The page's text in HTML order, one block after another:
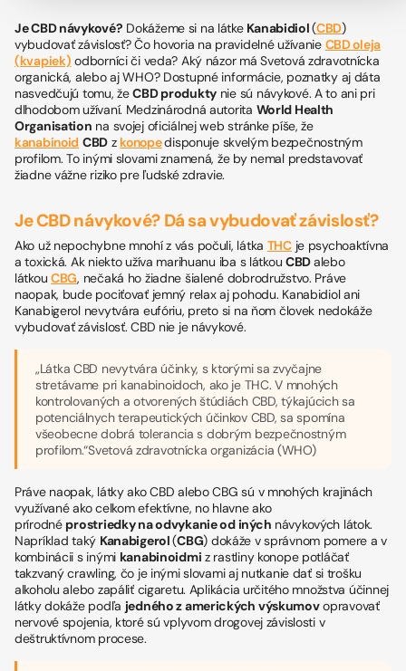
Je CBD návykové? Dokážeme si na látke Kanabidiol(CBD)
vybudovať závislosť? Čo hovoria na pravidelné užívanie CBD oleja
(kvapiek) odborníci či veda? Aký názor máSvetová zdravotnícka
organická, alebo ajWHO? Dostupné informácie, poznatky aj dáta
nasvedčujú tomu, žeCBD produkty nie sú návykové. A to ani pri
dlhodobom užívaní. Medzinárodná autorita World Health
Organisation na svojej oficiálnej web stránke píše, že
kanabinoid CBD z konopedisponuje skvelým bezpečnostným
profilom. To inými slovami znamená, že by nemal predstavovať
žiadne vážne riziko pre ľudské zdravie.
Je CBD návykové? Dá sa vybudovať závislosť?
Ako už nepochybne mnohí z vás počuli, látka THCje psychoaktívna
a toxická. Ak niekto užíva marihuanu iba s látkou CBDalebo
látkouCBG, nečaká ho žiadne šialené dobrodružstvo. Práve
naopak, bude pociťovať jemný relax aj pohodu. Kanabidiol ani
Kanabigerol nevytvára eufóriu, preto si na ňom človek nedokáže
vybudovať závislosť. CBD nie je návykové.
„Látka CBD nevytvára účinky, s ktorými sa zvyčajne
stretávame pri kanabinoidoch, ako je THC. V mnohých
kontrolovaných a otvorených štúdiách CBD, týkajúcich sa
potenciálnych terapeutických účinkov CBD, sa spomína
všeobecne dobrá tolerancia s dobrým bezpečnostným
profilom.“Svetová zdravotnícka organizácia (WHO)
Práve naopak, látky ako CBD alebo CBG sú v mnohých krajinách
využívané ako celkom efektívne, no hlavne ako
prírodné prostriedky na odvykanie od iných návykových látok.
Napríklad taký Kanabigerol(CBG) dokáže v správnom pomere a v
kombinácii s inými kanabinoidmi z rastliny konope potláčať
takzvanýcrawling, čo je inými slovami aj nutkanie dať si trošku
alkoholu alebo zapáliť cigaretu. Aplikácia určitého množstva účinnej
látky dokáže podľa jedného z amerických výskumovopravovať
nervové spojenia, ktoré sú vplyvom drogovej závislosti v
deštruktívnom procese.